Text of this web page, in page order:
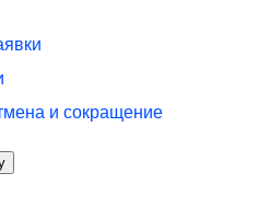
и сокращение